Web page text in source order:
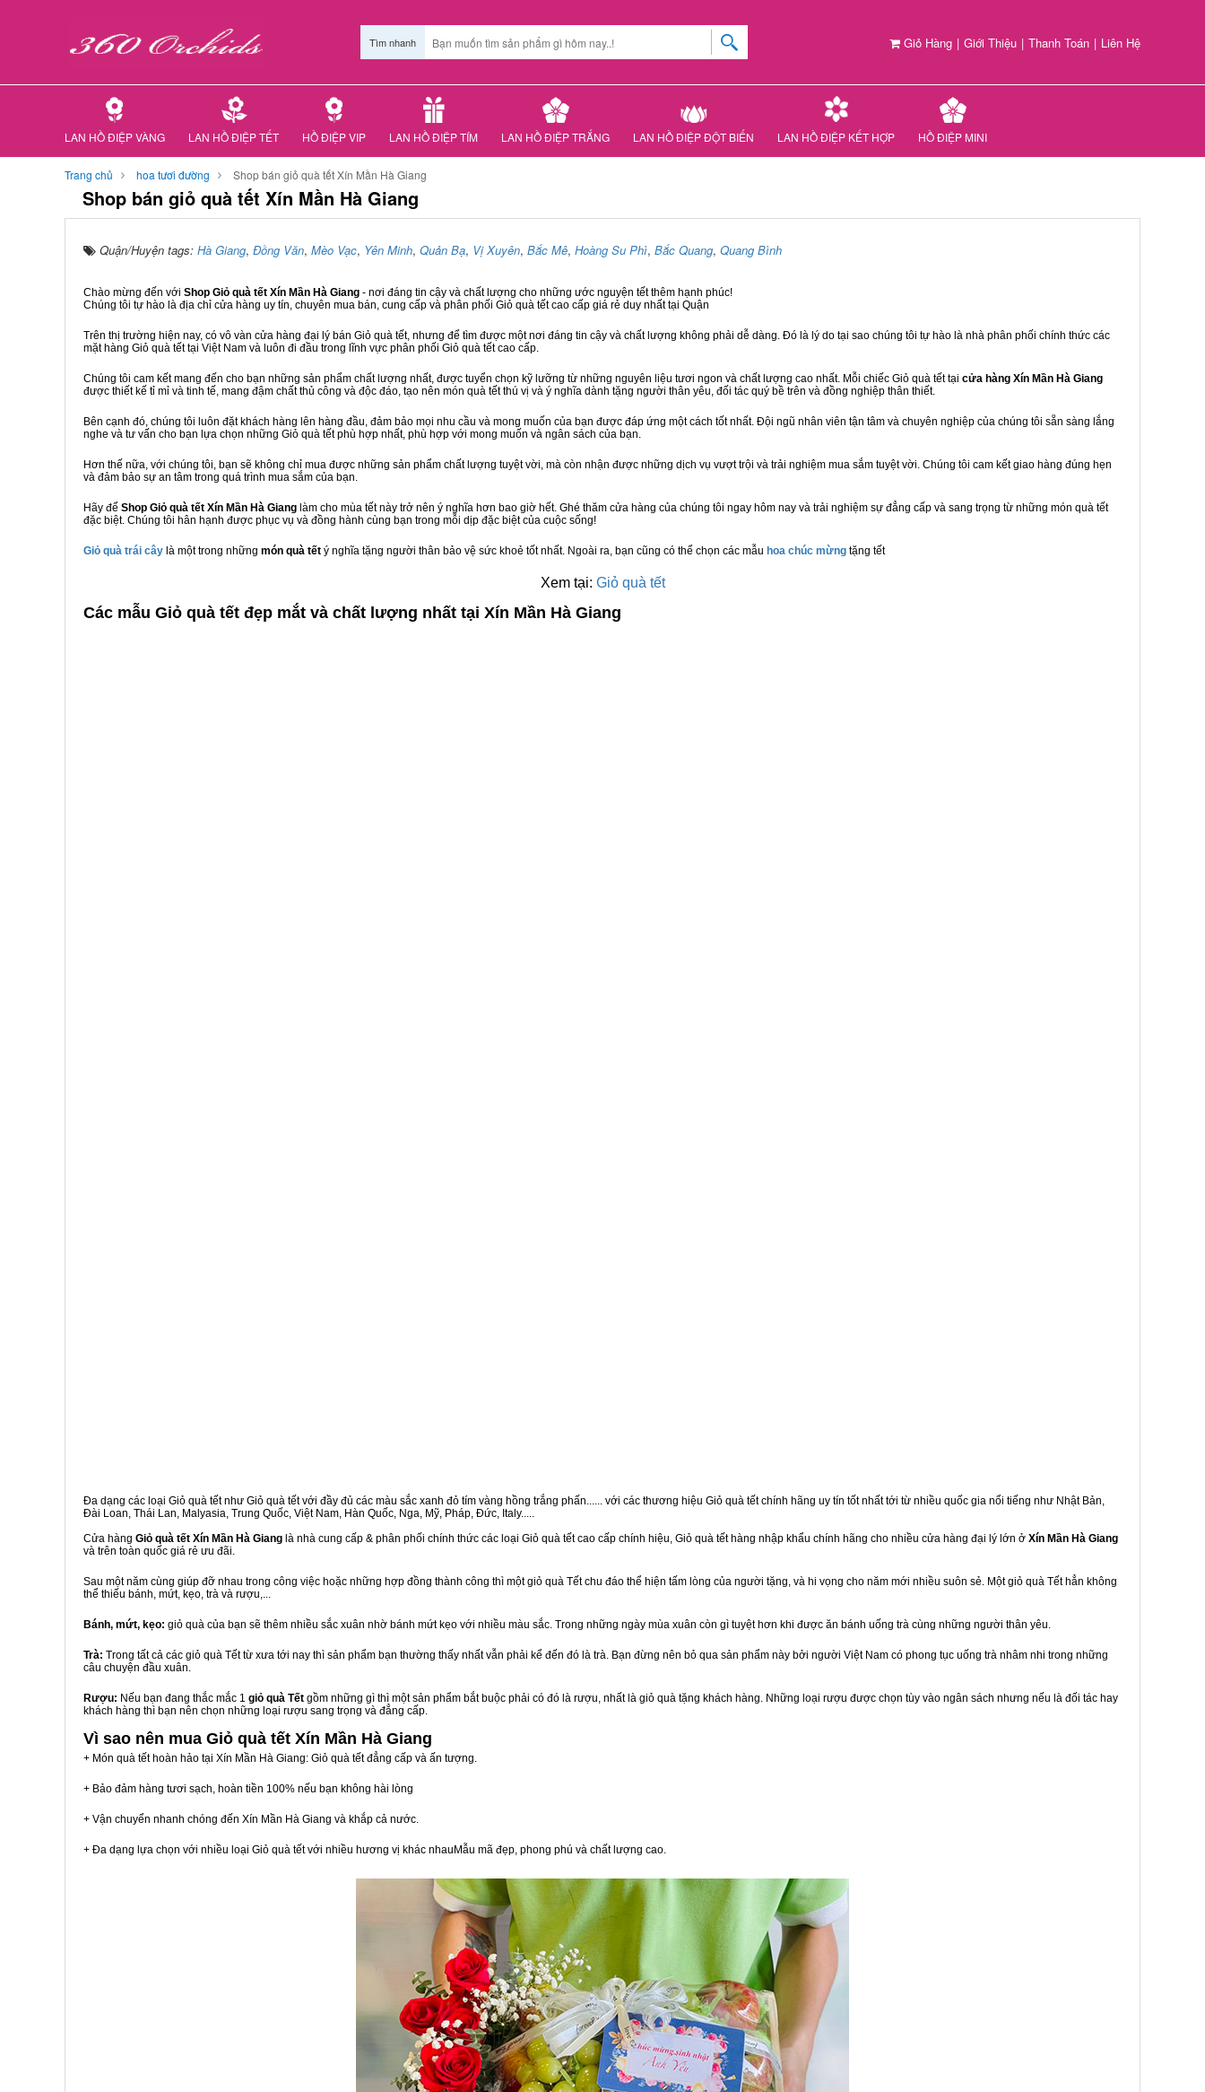
Giỏ Hàng | Giới Thiệu | Thanh Toán | Liên Hệ
Tìm nhanh
LAN HỒ ĐIỆP VÀNG LAN HỒ ĐIỆP TẾT HỒ ĐIỆP VIP LAN HỒ ĐIỆP TÍM LAN HỒ ĐIỆP TRẮNG LAN HỒ ĐIỆP ĐỘT BIẾN LAN HỒ ĐIỆP KẾT HỢP HỒ ĐIỆP MINI
Trang chủ hoa tươi đường Shop bán giỏ quà tết Xín Mần Hà Giang
Shop bán giỏ quà tết Xín Mần Hà Giang
Quận/Huyện tags: Hà Giang, Đồng Văn, Mèo Vạc, Yên Minh, Quản Bạ, Vị Xuyên, Bắc Mê, Hoàng Su Phì, Bắc Quang, Quang Bình
Chào mừng đến với Shop Giỏ quà tết Xín Mần Hà Giang - nơi đáng tin cậy và chất lượng cho những ước nguyện tết thêm hạnh phúc!
Chúng tôi tự hào là địa chỉ cửa hàng uy tín, chuyên mua bán, cung cấp và phân phối Giỏ quà tết cao cấp giá rẻ duy nhất tại Quận
Trên thị trường hiện nay, có vô vàn cửa hàng đại lý bán Giỏ quà tết, nhưng để tìm được một nơi đáng tin cậy và chất lượng không phải dễ dàng. Đó là lý do tại sao chúng tôi tự hào là nhà phân phối chính thức các
mặt hàng Giỏ quà tết tại Việt Nam và luôn đi đầu trong lĩnh vực phân phối Giỏ quà tết cao cấp.
Chúng tôi cam kết mang đến cho bạn những sản phẩm chất lượng nhất, được tuyển chọn kỹ lưỡng từ những nguyên liệu tươi ngon và chất lượng cao nhất. Mỗi chiếc Giỏ quà tết tại cửa hàng Xín Mần Hà Giang
được thiết kế tỉ mỉ và tinh tế, mang đậm chất thủ công và độc đáo, tạo nên món quà tết thú vị và ý nghĩa dành tặng người thân yêu, đối tác quý bề trên và đồng nghiệp thân thiết.
Bên cạnh đó, chúng tôi luôn đặt khách hàng lên hàng đầu, đảm bảo mọi nhu cầu và mong muốn của bạn được đáp ứng một cách tốt nhất. Đội ngũ nhân viên tận tâm và chuyên nghiệp của chúng tôi sẵn sàng lắng
nghe và tư vấn cho bạn lựa chọn những Giỏ quà tết phù hợp nhất, phù hợp với mong muốn và ngân sách của bạn.
Hơn thế nữa, với chúng tôi, bạn sẽ không chỉ mua được những sản phẩm chất lượng tuyệt vời, mà còn nhận được những dịch vụ vượt trội và trải nghiệm mua sắm tuyệt vời. Chúng tôi cam kết giao hàng đúng hẹn
và đảm bảo sự an tâm trong quá trình mua sắm của bạn.
Hãy để Shop Giỏ quà tết Xín Mần Hà Giang làm cho mùa tết này trở nên ý nghĩa hơn bao giờ hết. Ghé thăm cửa hàng của chúng tôi ngay hôm nay và trải nghiệm sự đẳng cấp và sang trọng từ những món quà tết
đặc biệt. Chúng tôi hân hạnh được phục vụ và đồng hành cùng bạn trong mỗi dịp đặc biệt của cuộc sống!
Giỏ quà trái cây là một trong những món quà tết ý nghĩa tặng người thân bảo vệ sức khoẻ tốt nhất. Ngoài ra, bạn cũng có thể chọn các mẫu hoa chúc mừng tặng tết
Xem tại: Giỏ quà tết
Các mẫu Giỏ quà tết đẹp mắt và chất lượng nhất tại Xín Mần Hà Giang
Đa dạng các loại Giỏ quà tết như Giỏ quà tết với đầy đủ các màu sắc xanh đỏ tím vàng hồng trắng phấn...... với các thương hiệu Giỏ quà tết chính hãng uy tín tốt nhất tới từ nhiều quốc gia nổi tiếng như Nhật Bản,
Đài Loan, Thái Lan, Malyasia, Trung Quốc, Việt Nam, Hàn Quốc, Nga, Mỹ, Pháp, Đức, Italy.....
Cửa hàng Giỏ quà tết Xín Mần Hà Giang là nhà cung cấp & phân phối chính thức các loại Giỏ quà tết cao cấp chính hiệu, Giỏ quà tết hàng nhập khẩu chính hãng cho nhiều cửa hàng đại lý lớn ở Xín Mần Hà Giang
và trên toàn quốc giá rẻ ưu đãi.
Sau một năm cùng giúp đỡ nhau trong công việc hoặc những hợp đồng thành công thì một giỏ quà Tết chu đáo thể hiện tấm lòng của người tặng, và hi vọng cho năm mới nhiều suôn sẻ. Một giỏ quà Tết hẳn không
thể thiếu bánh, mứt, kẹo, trà và rượu,...
Bánh, mứt, kẹo: giỏ quà của bạn sẽ thêm nhiều sắc xuân nhờ bánh mứt kẹo với nhiều màu sắc. Trong những ngày mùa xuân còn gì tuyệt hơn khi được ăn bánh uống trà cùng những người thân yêu.
Trà: Trong tất cả các giỏ quà Tết từ xưa tới nay thì sản phẩm bạn thường thấy nhất vẫn phải kể đến đó là trà. Bạn đừng nên bỏ qua sản phẩm này bởi người Việt Nam có phong tục uống trà nhâm nhi trong những
câu chuyện đầu xuân.
Rượu: Nếu bạn đang thắc mắc 1 giỏ quà Tết gồm những gì thì một sản phẩm bắt buộc phải có đó là rượu, nhất là giỏ quà tặng khách hàng. Những loại rượu được chọn tùy vào ngân sách nhưng nếu là đối tác hay
khách hàng thì bạn nên chọn những loại rượu sang trọng và đẳng cấp.
Vì sao nên mua Giỏ quà tết Xín Mần Hà Giang
+ Món quà tết hoàn hảo tại Xín Mần Hà Giang: Giỏ quà tết đẳng cấp và ấn tượng.
+ Bảo đảm hàng tươi sạch, hoàn tiền 100% nếu bạn không hài lòng
+ Vận chuyển nhanh chóng đến Xín Mần Hà Giang và khắp cả nước.
+ Đa dạng lựa chọn với nhiều loại Giỏ quà tết với nhiều hương vị khác nhauMẫu mã đẹp, phong phú và chất lượng cao.